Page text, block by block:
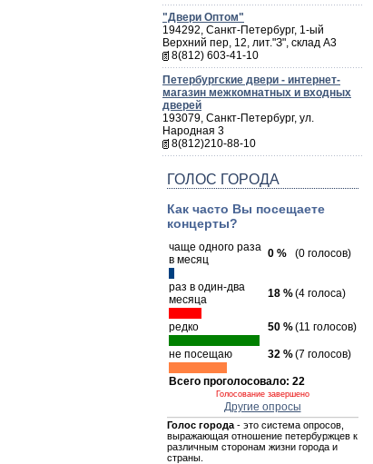
"Двери Оптом"
194292, Санкт-Петербург, 1-ый
Верхний пер, 12, лит."З", склад А3
8(812) 603-41-10
Петербургские двери - интернет-
магазин межкомнатных и входных
дверей
193079, Санкт-Петербург, ул.
Народная 3
8(812)210-88-10
ГОЛОС ГОРОДА
Как часто Вы посещаете
концерты?
чаще одного раза
в месяц
0 % (0 голосов)
раз в один-два
месяца
18 %(4 голоса)
редко 50 %(11 голосов)
не посещаю 32 %(7 голосов)
Всего проголосовало: 22
Голосование завершено
Другие опросы
Голос города- это система опросов,
выражающая отношение петербуржцев к
различным сторонам жизни города и
страны.